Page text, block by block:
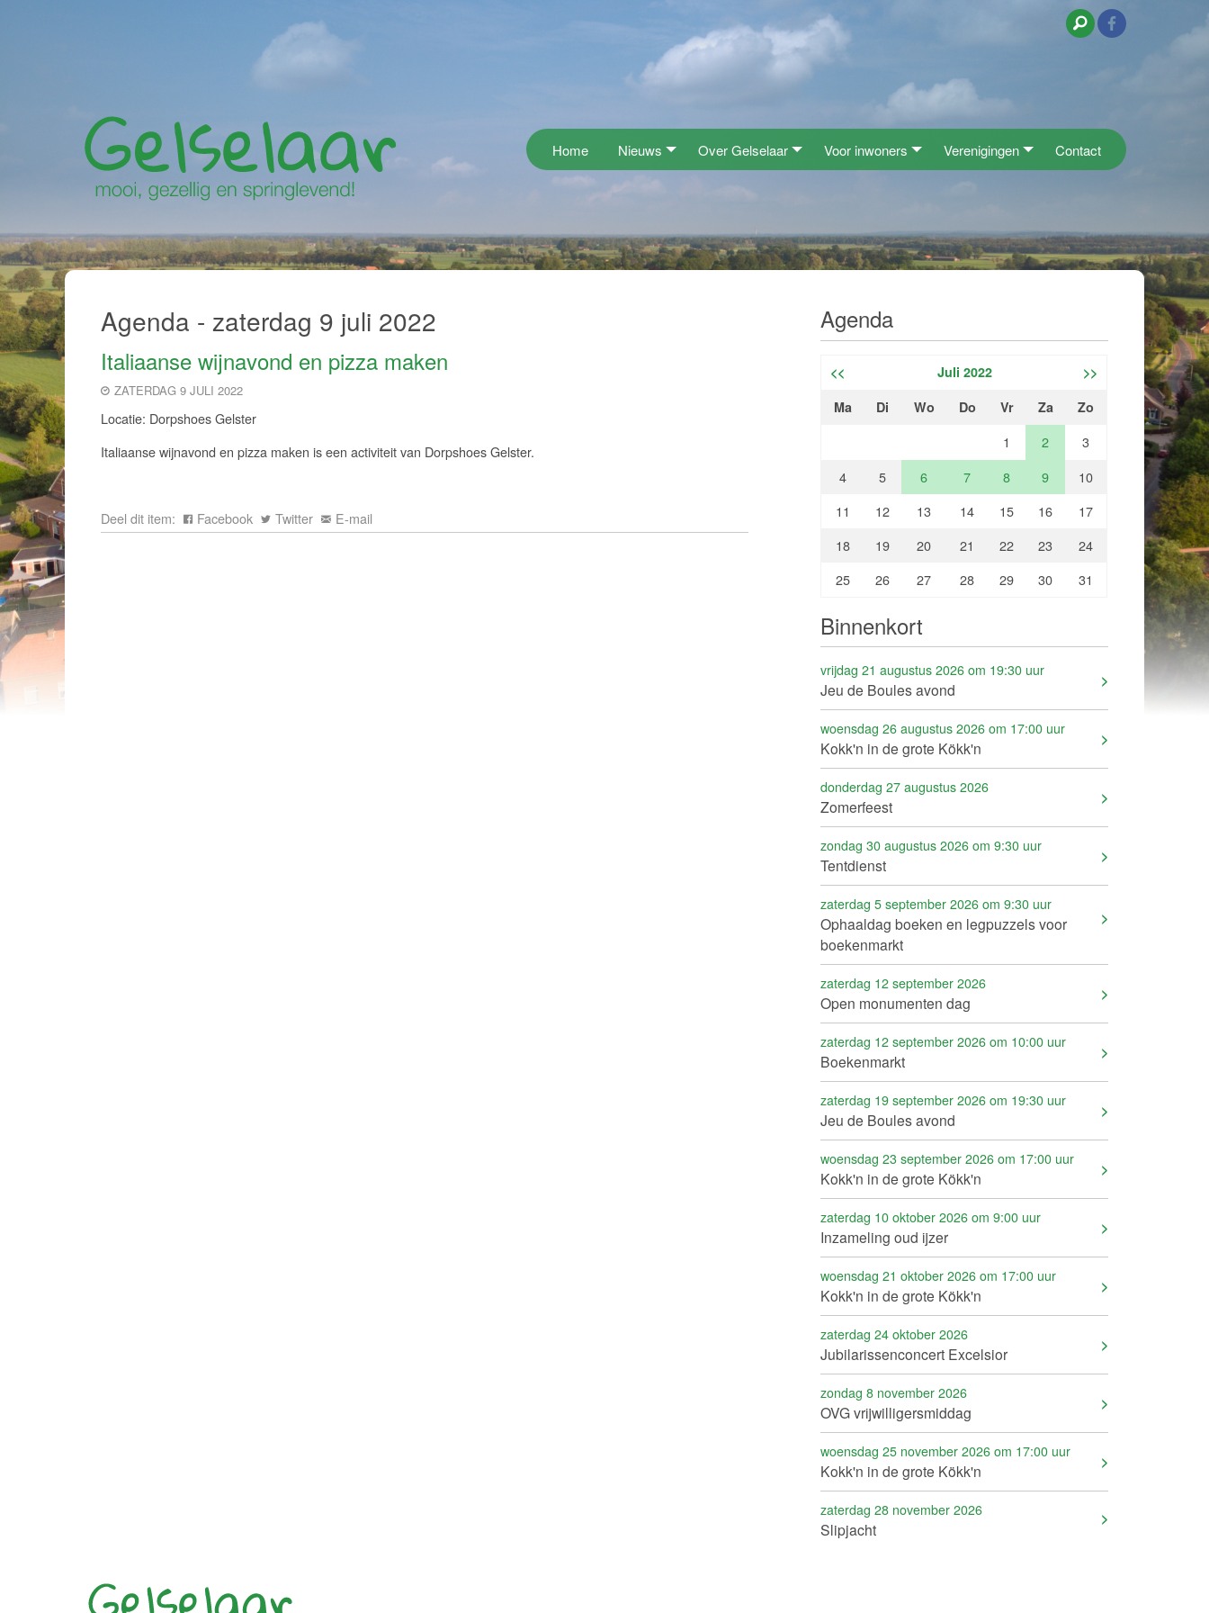
Home Nieuws Over Gelselaar Voor inwoners Verenigingen Contact
Agenda - zaterdag 9 juli 2022
Italiaanse wijnavond en pizza maken
ZATERDAG 9 JULI 2022
Locatie: Dorpshoes Gelster
Italiaanse wijnavond en pizza maken is een activiteit van Dorpshoes Gelster.
Deel dit item: Facebook Twitter E-mail
Agenda
<< Juli 2022
>>
Ma
Di Wo Do Vr Za Zo
1 2
3
4
5 6 7 8 9
10
11
12 13 14 15 16
17
18
19 20 21 22 23
24
25
26 27 28 29 30 31
Binnenkort
vrijdag 21 augustus 2026 om 19:30 uur
Jeu de Boules avond
woensdag 26 augustus 2026 om 17:00 uur
Kokk'n in de grote Kökk'n
donderdag 27 augustus 2026
Zomerfeest
zondag 30 augustus 2026 om 9:30 uur
Tentdienst
zaterdag 5 september 2026 om 9:30 uur
Ophaaldag boeken en legpuzzels voor
boekenmarkt
zaterdag 12 september 2026
Open monumenten dag
zaterdag 12 september 2026 om 10:00 uur
Boekenmarkt
zaterdag 19 september 2026 om 19:30 uur
Jeu de Boules avond
woensdag 23 september 2026 om 17:00 uur
Kokk'n in de grote Kökk'n
zaterdag 10 oktober 2026 om 9:00 uur
Inzameling oud ijzer
woensdag 21 oktober 2026 om 17:00 uur
Kokk'n in de grote Kökk'n
zaterdag 24 oktober 2026
Jubilarissenconcert Excelsior
zondag 8 november 2026
OVG vrijwilligersmiddag
woensdag 25 november 2026 om 17:00 uur
Kokk'n in de grote Kökk'n
zaterdag 28 november 2026
Slipjacht